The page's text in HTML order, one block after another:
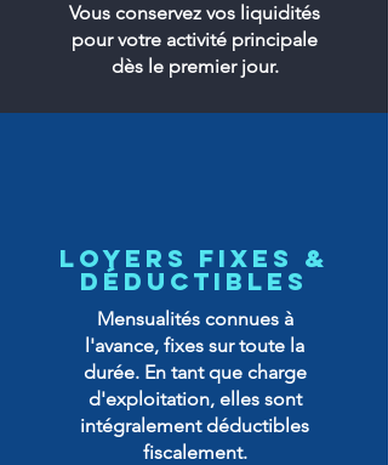
Vous conservez vos liquidités
pour votre activité principale
dès le premier jour.
Loyers fixes &
déductibles
Mensualités connues à
l'avance, fixes sur toute la
durée. En tant que charge
d'exploitation, elles sont
intégralement déductibles
fiscalement.